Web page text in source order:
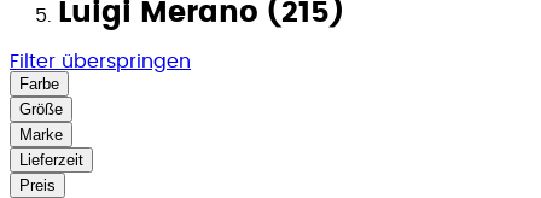
Luigi Merano (215)
Filter überspringen
Farbe
Größe
Marke
Lieferzeit
Preis